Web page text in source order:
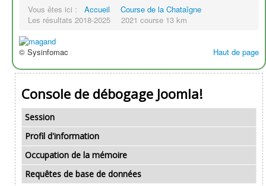
Vous êtes ici :
Accueil
Course de la Chataîgne
Les résultats 2018-2025
2021 course 13 km
Haut de page
© Sysinfomac
Console de débogage Joomla!
Session
Profil d'information
Occupation de la mémoire
Requêtes de base de données